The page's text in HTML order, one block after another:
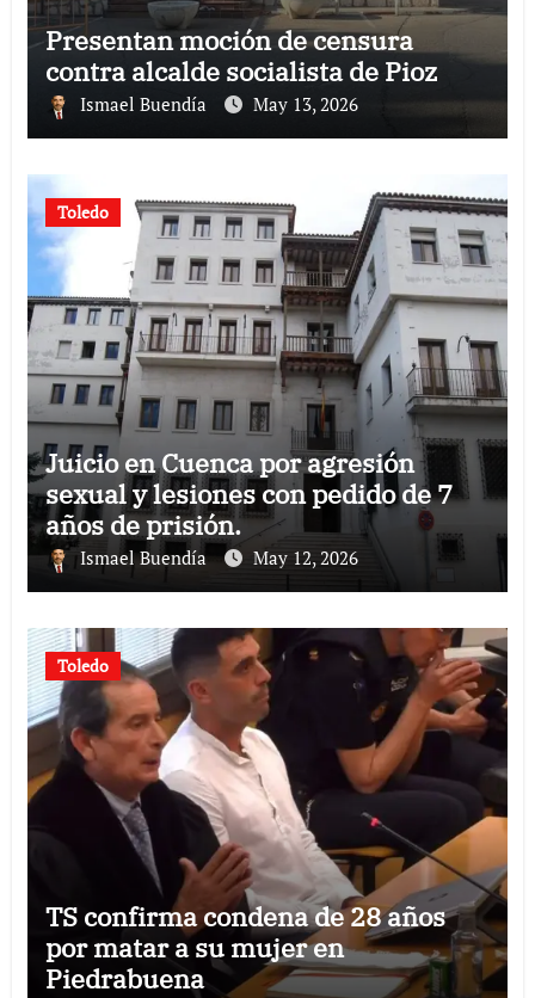
Presentan moción de censura
contra alcalde socialista de Pioz
Ismael Buendía May 13, 2026
Toledo
Juicio en Cuenca por agresión
sexual y lesiones con pedido de 7
años de prisión.
Ismael Buendía May 12, 2026
Toledo
TS confirma condena de 28 años
por matar a su mujer en
Piedrabuena